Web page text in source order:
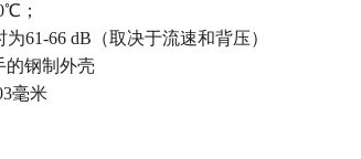
；
61-66 dB（取决于流速和背压）
的钢制外壳
毫米